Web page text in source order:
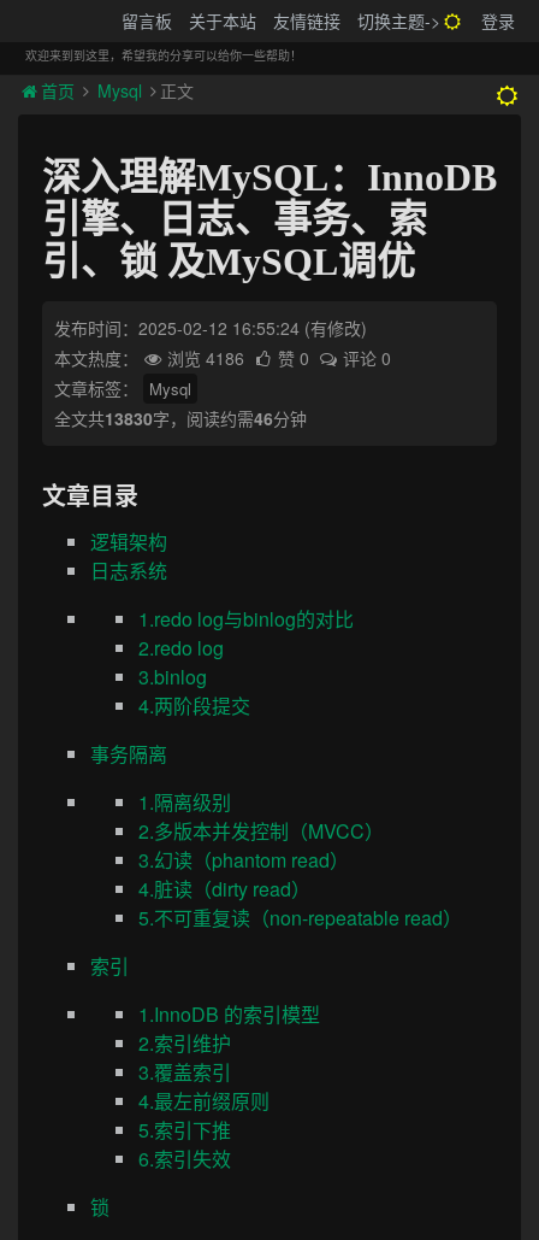
留言板 关于本站 友情链接 切换主题-> 登录
欢迎来到到这里，希望我的分享可以给你一些帮助！
首页 Mysql 正文
深入理解MySQL：InnoDB
引擎、日志、事务、索
引、锁 及MySQL调优
发布时间：2025-02-12 16:55:24 (有修改)
本文热度：
浏览 4186 赞 0
评论 0
文章标签：
Mysql
全文共13830字，阅读约需46分钟
文章目录
逻辑架构
日志系统
1.redo log与binlog的对比
2.redo log
3.binlog
4.两阶段提交
事务隔离
1.隔离级别
2.多版本并发控制（MVCC）
3.幻读（phantom read）
4.脏读（dirty read）
5.不可重复读（non-repeatable read）
索引
1.InnoDB 的索引模型
2.索引维护
3.覆盖索引
4.最左前缀原则
5.索引下推
6.索引失效
锁